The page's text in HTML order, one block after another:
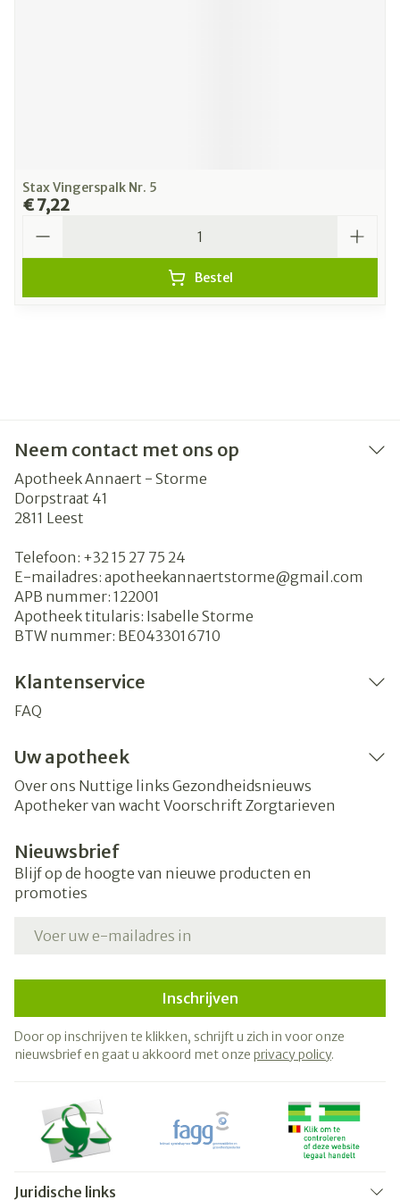
Stax Vingerspalk Nr. 5
€ 7,22
Bestel
Neem contact met ons op
Apotheek Annaert - Storme
Dorpstraat 41
2811 Leest
Telefoon: +32 15 27 75 24
E-mailadres: apotheekannaertstorme@gmail.com
APB nummer: 122001
Apotheek titularis: Isabelle Storme
BTW nummer: BE0433016710
Klantenservice
FAQ
Uw apotheek
Over ons Nuttige links Gezondheidsnieuws
Apotheker van wacht Voorschrift Zorgtarieven
Nieuwsbrief
Blijf op de hoogte van nieuwe producten en
promoties
Inschrijven
Door op inschrijven te klikken, schrijft u zich in voor onze
nieuwsbrief en gaat u akkoord met onze privacy policy.
Juridische links